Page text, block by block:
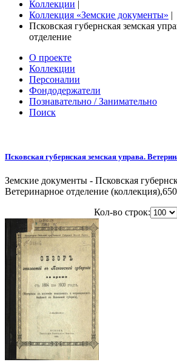
Коллекции |
Коллекция «Земские документы» |
Псковская губернская земская
отделение
О проекте
Коллекции
Персоналии
Фондодержатели
Познавательно / Занимательно
Поиск
Псковская губернская земская управа.
Земские документы - Псковская
Ветеринарное отделение
Кол-во строк: